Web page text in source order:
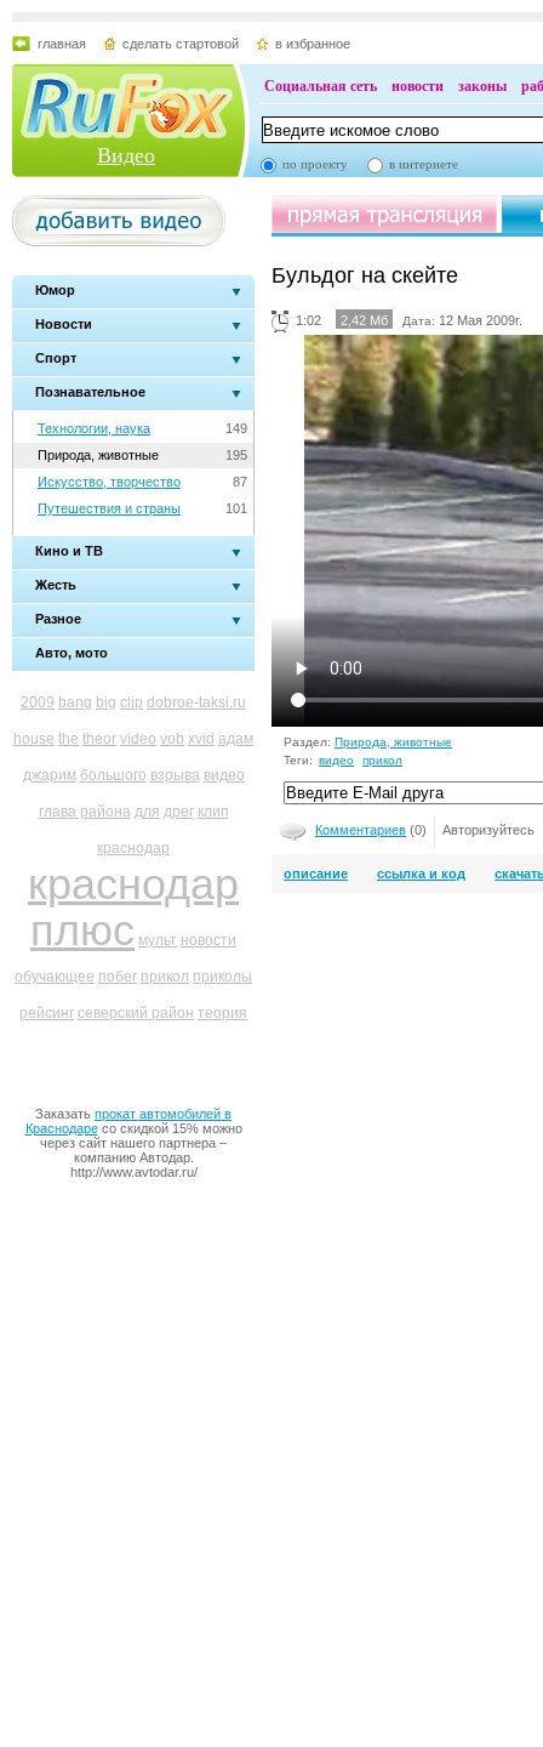
главная сделать стартовой в избранное
Видео
Социальная сеть новости законы
по проекту в интернете
Юмор
Новости
Спорт
Познавательное
149
Технологии, наука
195
Природа, животные
87
Искусство, творчество
101
Путешествия и страны
Кино и ТВ
Жесть
Разное
Авто, мото
2009 bang big clip dobroe-taksi.ru
house the theor video vob xvid адам
джарим большого взрыва видео
глава района для дрег клип
краснодар
краснодар
плюс мульт новости
обучающее побег прикол приколы
рейсинг северский район теория
Заказать прокат автомобилей в
Краснодаресо скидкой 15% можно
через сайт нашего партнера –
компанию Автодар.
http://www.avtodar.ru/
Бульдог на скейте
1:02 2,42 Мб Дата: 12 Мая 2009г.
Раздел: Природа, животные
Теги: видео прикол
Комментариев (0) Авторизуйтесь
описание ссылка и код